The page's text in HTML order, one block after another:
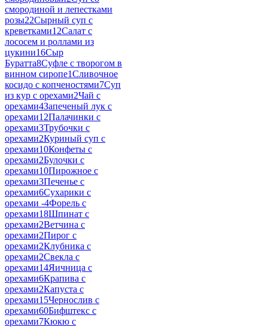
смородиной и лепестками
розы22Сырный суп с
креветками12Салат с
лососем и роллами из
цукини16Сыр
Буратта8Суфле с творогом в
винном сиропе1Сливочное
косидо с копченостями7Суп
из кур с орехами2Чай с
орехами4Запеченый лук с
орехами12Палачинки с
орехами3Трубочки с
орехами2Куриный суп с
орехами10Конфеты с
орехами2Булочки с
орехами10Пирожное с
орехами3Печенье с
орехами6Сухарики с
орехами -4Форель с
орехами18Шпинат с
орехами2Ветчина с
орехами2Пирог с
орехами2Клубника с
орехами2Свекла с
орехами14Яичница с
орехами6Крапива с
орехами2Капуста с
орехами15Чернослив с
орехами60Бифштекс с
орехами7Кюкю с